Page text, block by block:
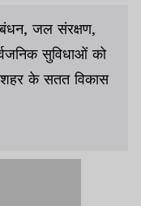
जल संरक्षण,
सुविधाओं को
शहर के सतत विकास